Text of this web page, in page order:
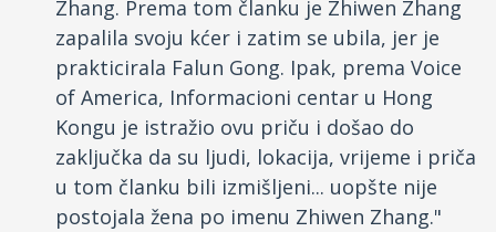
Zhang. Prema tom članku je Zhiwen Zhang
zapalila svoju kćer i zatim se ubila, jer je
prakticirala Falun Gong. Ipak, prema Voice
of America, Informacioni centar u Hong
Kongu je istražio ovu priču i došao do
zaključka da su ljudi, lokacija, vrijeme i priča
u tom članku bili izmišljeni... uopšte nije
postojala žena po imenu Zhiwen Zhang."